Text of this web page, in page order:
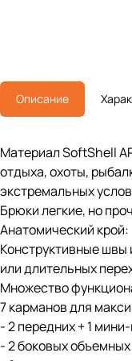
Описание
Материал SoftShell
отдыха, охоты,
экстремальных
Брюки легкие, но
Анатомический крой:
Конструктивные швы
или длительных
Множество
7 карманов для
- 2 передних + 1
- 2 боковых